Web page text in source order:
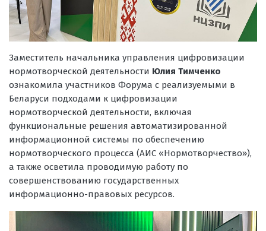
Заместитель начальника управления цифровизации
нормотворческой деятельности Юлия Тимченко
ознакомила участников Форума с реализуемыми в
Беларуси подходами к цифровизации
нормотворческой деятельности, включая
функциональные решения автоматизированной
информационной системы по обеспечению
нормотворческого процесса (АИС «Нормотворчество»),
а также осветила проводимую работу по
совершенствованию государственных
информационно-правовых ресурсов.